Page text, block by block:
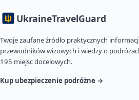
UkraineTravelGuard
Twoje zaufane źródło praktycznych
przewodników wizowych i wiedzy o
195 miejsc docelowych.
Kup ubezpieczenie podróżne →